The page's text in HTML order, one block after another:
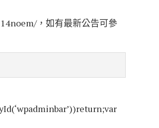
，如有最新公告可參